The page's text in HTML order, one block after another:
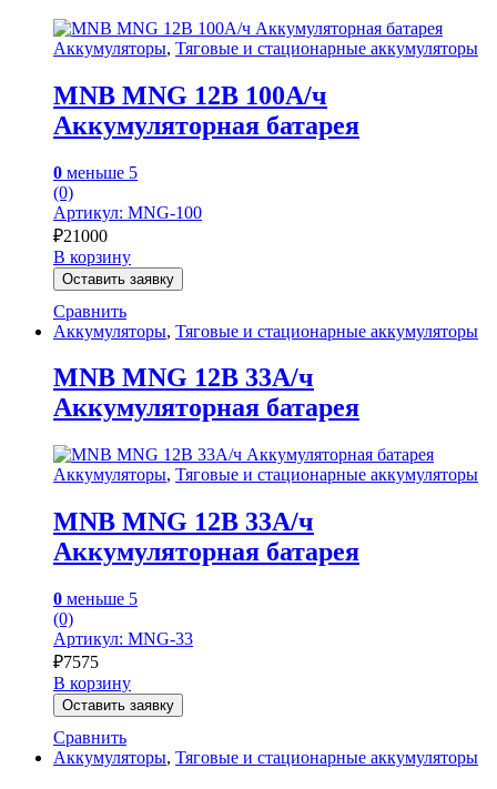
Аккумуляторы, Тяговые и стационарные аккумуляторы
MNB MNG 12В 100А/ч
Аккумуляторная батарея
0 меньше 5
(0)
Артикул: MNG-100
₽21000
В корзину
Оставить заявку
Сравнить
Аккумуляторы, Тяговые и стационарные аккумуляторы
MNB MNG 12В 33А/ч
Аккумуляторная батарея
Аккумуляторы, Тяговые и стационарные аккумуляторы
MNB MNG 12В 33А/ч
Аккумуляторная батарея
0 меньше 5
(0)
Артикул: MNG-33
₽7575
В корзину
Оставить заявку
Сравнить
Аккумуляторы, Тяговые и стационарные аккумуляторы